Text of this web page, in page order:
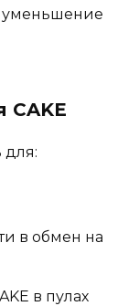
уменьшение
CAKE
для:
в обмен на
в пулах